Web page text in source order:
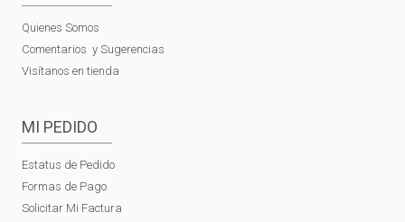
Quienes Somos
Comentarios y Sugerencias
Visítanos en tienda
MI PEDIDO
Estatus de Pedido
Formas de Pago
Solicitar Mi Factura